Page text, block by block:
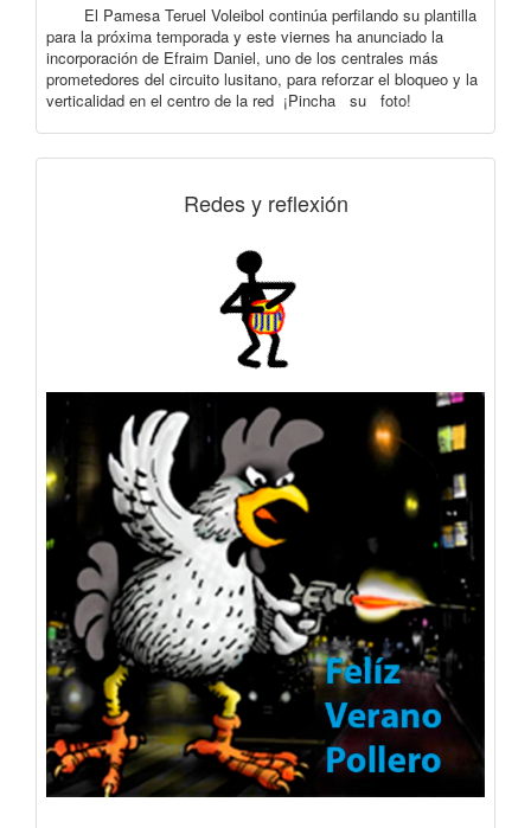
El Pamesa Teruel Voleibol continúa perfilando su plantilla
para la próxima temporada y este viernes ha anunciado la
incorporación de Efraim Daniel, uno de los centrales más
prometedores del circuito lusitano, para reforzar el bloqueo y la
verticalidad en el centro de la red ¡Pincha su foto!
Redes y reflexión